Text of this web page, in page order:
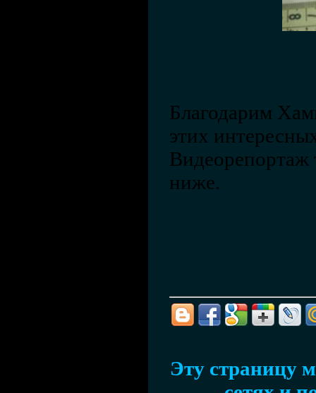
Благодарим
этих
ниже.
Эту страницу